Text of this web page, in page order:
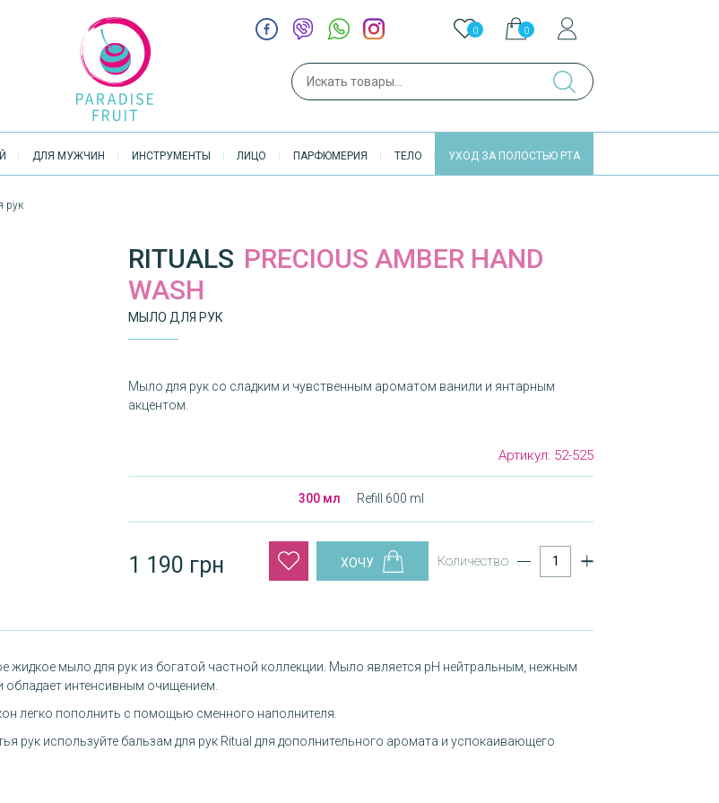
0 0
Search
ДЛЯ МУЖЧИН ИНСТРУМЕНТЫ ЛИЦО ПАРФЮМЕРИЯ ТЕЛО УХОД ЗА ПОЛОСТЬЮ РТА
рук
RITUALS PRECIOUS AMBER HAND
WASH
МЫЛО ДЛЯ РУК
Мыло для рук со сладким и чувственным ароматом ванили и янтарным
акцентом.
Артикул: 52-525
300 мл Refill 600 ml
Количество
1 190 грн
жидкое мыло для рук из богатой частной коллекции. Мыло является pH нейтральным, нежным
обладает интенсивным очищением.
легко пополнить с помощью сменного наполнителя.
рук используйте бальзам для рук Ritual для дополнительного аромата и успокаивающего